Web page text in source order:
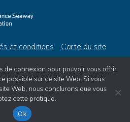
et conditions Carte du site
Corporation, All Rights Reserved
de connexion pour pouvoir vous offrir
possible sur ce site Web. Si vous
Web, nous conclurons que vous
cette pratique.
Ok